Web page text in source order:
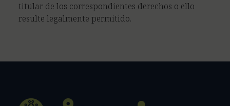
titular de los correspondientes derechos o ello
resulte legalmente permitido.